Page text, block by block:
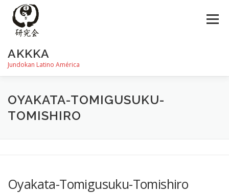
contenido
AKKKA
Jundokan Latino América
Menú
HISTORIA DOJOS INSTRUCTORES
OYAKATA-TOMIGUSUKU-
TOMISHIRO
Oyakata-Tomigusuku-Tomishiro